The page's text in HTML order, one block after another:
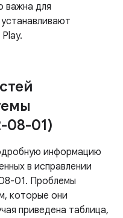
важна для
08-01)
информацию
в исправлении
01. Проблемы
которые они
приведена таблица,